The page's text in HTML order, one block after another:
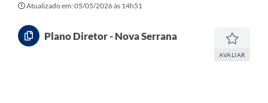
Atualizado em: 05/05/2026 às 14h51
Plano Diretor - Nova Serrana
AVALIAR